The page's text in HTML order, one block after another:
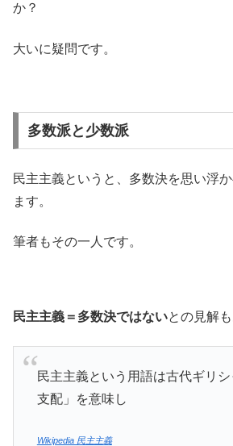
か？
大いに疑問です。
多数派と少数派
民主主義というと、多数決を思い浮
ます。
筆者もその一人です。
民主主義＝多数決ではないとの見解
民主主義という用語は古代ギリ
支配」を意味し
Wikipedia 民主主義